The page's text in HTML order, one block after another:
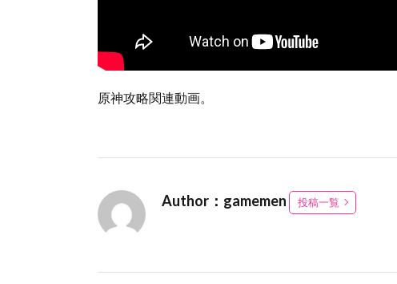
原神攻略関連動画。
Author：gamemen 投稿一覧